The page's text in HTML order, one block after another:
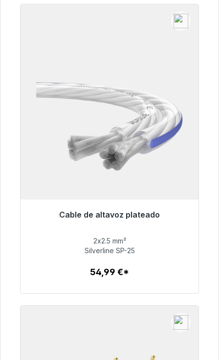
Cable de altavoz plateado
Listo para envío inmediato, plazo de entrega
54,99 €
2x2.5 mm²
Silverline SP-25
54,99 €*